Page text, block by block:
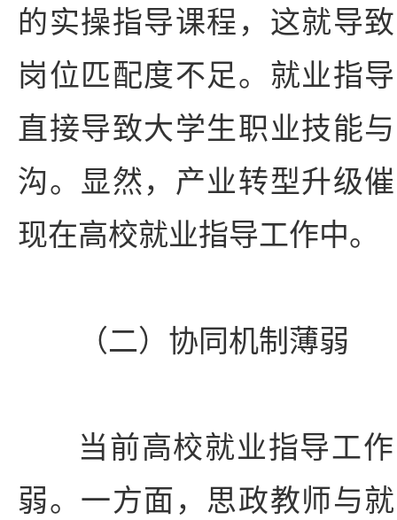
的实操指导课程，这就导
岗位匹配度不足。就业指
直接导致大学生职业技能
沟。显然，产业转型升级
现在高校就业指导工作中。
（二）协同机制薄弱
当前高校就业指导工
弱。一方面，思政教师与